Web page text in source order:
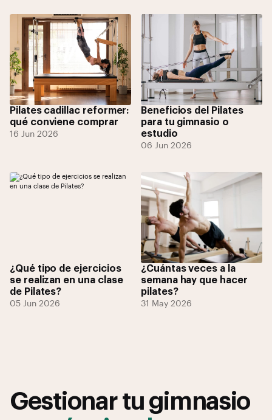
Pilates cadillac reformer:
qué conviene comprar
16 Jun 2026
Beneficios del Pilates
para tu gimnasio o
estudio
06 Jun 2026
¿Qué tipo de ejercicios
se realizan en una clase
de Pilates?
05 Jun 2026
¿Cuántas veces a la
semana hay que hacer
pilates?
31 May 2026
Gestionar tu gimnasio